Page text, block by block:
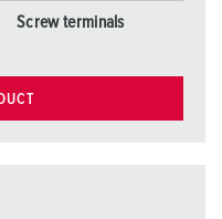
Screw terminals